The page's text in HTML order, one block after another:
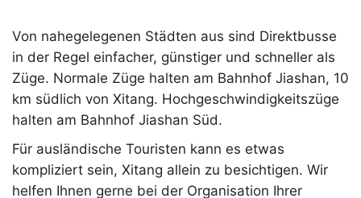
Von nahegelegenen Städten aus sind Direktbusse
in der Regel einfacher, günstiger und schneller als
Züge. Normale Züge halten am Bahnhof Jiashan, 10
km südlich von Xitang. Hochgeschwindigkeitszüge
halten am Bahnhof Jiashan Süd.
Für ausländische Touristen kann es etwas
kompliziert sein, Xitang allein zu besichtigen. Wir
helfen Ihnen gerne bei der Organisation Ihrer